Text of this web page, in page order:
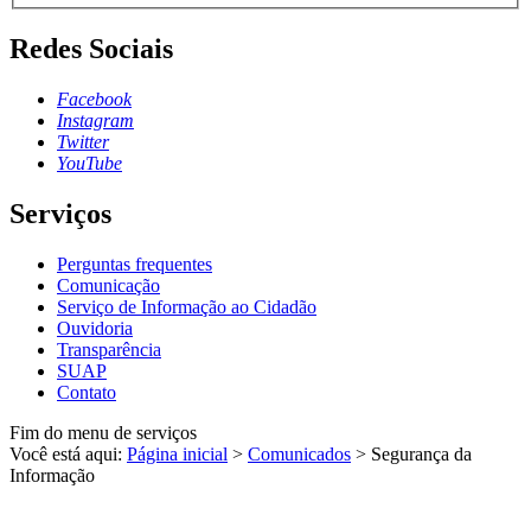
Redes Sociais
Facebook
Instagram
Twitter
YouTube
Serviços
Perguntas frequentes
Comunicação
Serviço de Informação ao Cidadão
Ouvidoria
Transparência
SUAP
Contato
Fim do menu de serviços
Você está aqui: Página inicial > Comunicados > Segurança da
Informação